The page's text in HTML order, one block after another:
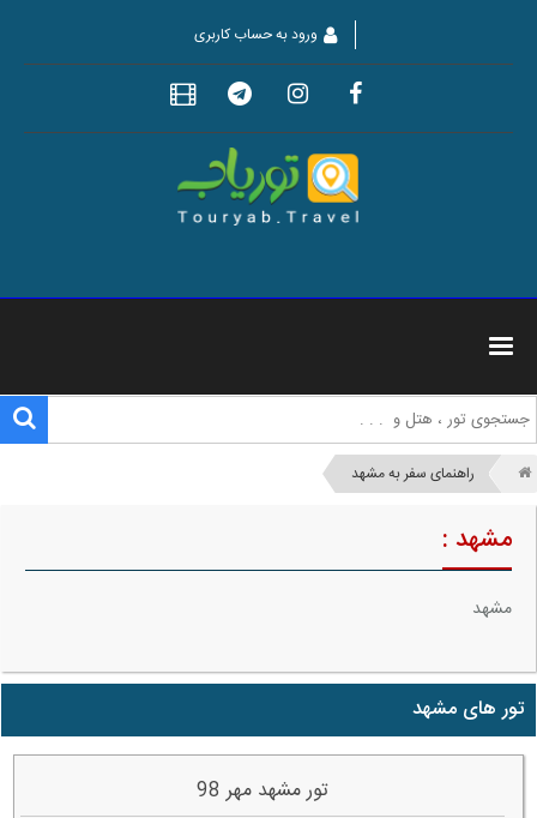
ورود به حساب کاربری
راهنمای سفر به مشهد
مشهد :
مشهد
تور های مشهد
تور مشهد مهر 98